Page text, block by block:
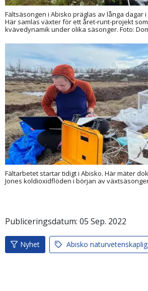
Fältsäsongen i Abisko präglas av långa dagar
Här samlas växter för ett året-runt-projekt
kvävedynamik under olika säsonger. Foto:
Fältarbetet startar tidigt i Abisko. Här mäter
Jones koldioxidflöden i början av
Publiceringsdatum: 05 Sep. 2022
Nyhet Abisko